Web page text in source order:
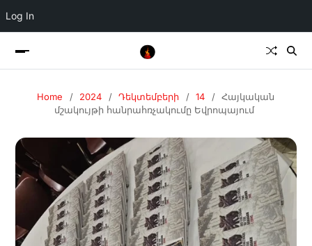
Log In
Home 2024 Դեկտեմբերի 14
Հայկական
մշակույթի հանրահռչակումը Եվրոպայում